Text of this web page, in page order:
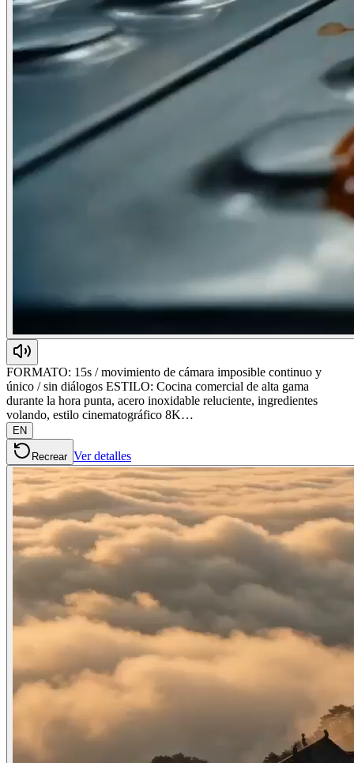
FORMATO: 15s / movimiento de cámara imposible continuo y
único / sin diálogos ESTILO: Cocina comercial de alta gama
durante la hora punta, acero inoxidable reluciente, ingredientes
volando, estilo cinematográfico 8K…
EN
Recrear Ver detalles